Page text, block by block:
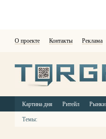
О проекте Контакты Реклама
Картина дня Ритейл Рынки
Темы: